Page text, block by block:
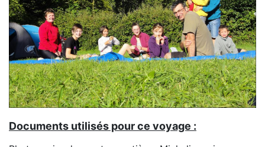
Documents utilisés pour ce voyage :